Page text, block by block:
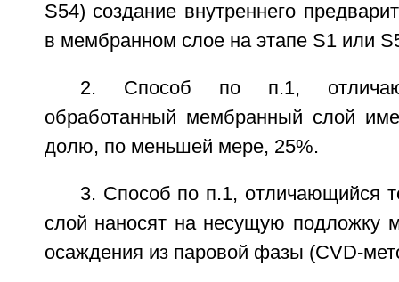
S54) создание внутреннего
в мембранном слое на этапе S1 или
2. Способ по п.1,
обработанный мембранный слой
долю, по меньшей мере, 25%.
3. Способ по п.1, отличающийся
слой наносят на несущую подложку
осаждения из паровой фазы (CVD-